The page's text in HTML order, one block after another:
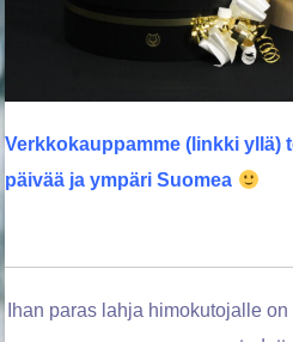
Verkkokauppamme (linkki yllä)
päivää ja ympäri Suomea
Ihan paras lahja himokutojalle